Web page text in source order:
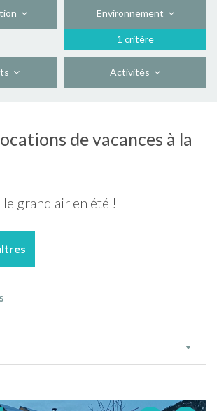
Environnement
1 critère
Activités
de vacances à la
le grand air en été !